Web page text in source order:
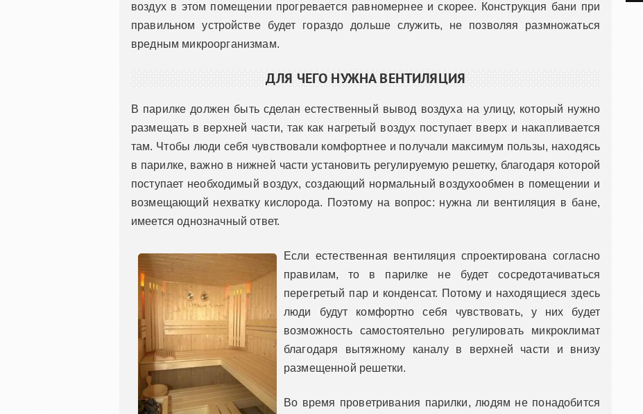
воздух в этом помещении прогревается равномернее и скорее. Конструкция бани при
правильном устройстве будет гораздо дольше служить, не позволяя размножаться
вредным микроорганизмам.
ДЛЯ ЧЕГО НУЖНА ВЕНТИЛЯЦИЯ
В парилке должен быть сделан естественный вывод воздуха на улицу, который нужно
размещать в верхней части, так как нагретый воздух поступает вверх и накапливается
там. Чтобы люди себя чувствовали комфортнее и получали максимум пользы, находясь
в парилке, важно в нижней части установить регулируемую решетку, благодаря которой
поступает необходимый воздух, создающий нормальный воздухообмен в помещении и
возмещающий нехватку кислорода. Поэтому на вопрос: нужна ли вентиляция в бане,
имеется однозначный ответ.
Если естественная вентиляция спроектирована согласно
правилам, то в парилке не будет сосредотачиваться
перегретый пар и конденсат. Потому и находящиеся здесь
люди будут комфортно себя чувствовать, у них будет
возможность самостоятельно регулировать микроклимат
благодаря вытяжному каналу в верхней части и внизу
размещенной решетки.
Во время проветривания парилки, людям не понадобится